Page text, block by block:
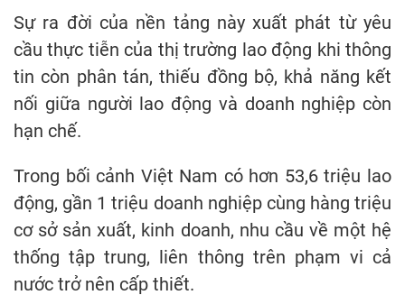
Sự ra đời của nền tảng này xuất phát từ yêu
cầu thực tiễn của thị trường lao động khi thông
tin còn phân tán, thiếu đồng bộ, khả năng kết
nối giữa người lao động và doanh nghiệp còn
hạn chế.
Trong bối cảnh Việt Nam có hơn 53,6 triệu lao
động, gần 1 triệu doanh nghiệp cùng hàng triệu
cơ sở sản xuất, kinh doanh, nhu cầu về một hệ
thống tập trung, liên thông trên phạm vi cả
nước trở nên cấp thiết.